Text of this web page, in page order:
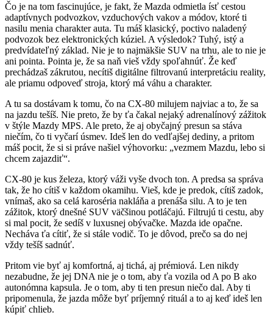
Čo je na tom fascinujúce, je fakt, že Mazda odmietla ísť cestou
adaptívnych podvozkov, vzduchových vakov a módov, ktoré ti
nasilu menia charakter auta. Tu máš klasický, poctivo naladený
podvozok bez elektronických kúziel. A výsledok? Tuhý, istý a
predvídateľný základ. Nie je to najmäkšie SUV na trhu, ale to nie je
ani pointa. Pointa je, že sa naň vieš vždy spoľahnúť. Že keď
prechádzaš zákrutou, necítiš digitálne filtrovanú interpretáciu reality,
ale priamu odpoveď stroja, ktorý má váhu a charakter.
A tu sa dostávam k tomu, čo na CX-80 milujem najviac a to, že sa
na jazdu tešíš. Nie preto, že by ťa čakal nejaký adrenalínový zážitok
v štýle Mazdy MPS. Ale preto, že aj obyčajný presun sa stáva
niečím, čo ti vyčarí úsmev. Ideš len do vedľajšej dediny, a pritom
máš pocit, že si si práve našiel výhovorku: „vezmem Mazdu, lebo si
chcem zajazdiť“.
CX-80 je kus železa, ktorý váži vyše dvoch ton. A predsa sa správa
tak, že ho cítiš v každom okamihu. Vieš, kde je predok, cítiš zadok,
vnímaš, ako sa celá karoséria nakláňa a prenáša silu. A to je ten
zážitok, ktorý dnešné SUV väčšinou potláčajú. Filtrujú ti cestu, aby
si mal pocit, že sedíš v luxusnej obývačke. Mazda ide opačne.
Necháva ťa cítiť, že si stále vodič. To je dôvod, prečo sa do nej
vždy tešíš sadnúť.
Pritom vie byť aj komfortná, aj tichá, aj prémiová. Len nikdy
nezabudne, že jej DNA nie je o tom, aby ťa vozila od A po B ako
autonómna kapsula. Je o tom, aby ti ten presun niečo dal. Aby ti
pripomenula, že jazda môže byť príjemný rituál a to aj keď ideš len
kúpiť chlieb.